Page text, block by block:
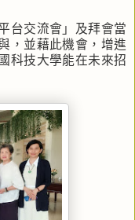
台交流會」及拜會當
，並藉此機會，增進
科技大學能在未來招